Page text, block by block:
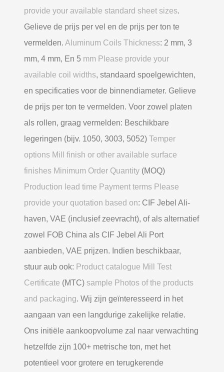
provide your available standard sheet sizes.
Gelieve de prijs per vel en de prijs per ton te
vermelden. Aluminum Coils Thickness: 2 mm, 3
mm, 4 mm, En 5 mm Please provide your
available coil widths, standaard spoelgewichten,
en specificaties voor de binnendiameter. Gelieve
de prijs per ton te vermelden. Voor zowel platen
als rollen, graag vermelden: Beschikbare
legeringen (bijv. 1050, 3003, 5052) Temper
options Mill finish or other available surface
finishes Minimum Order Quantity (MOQ)
Production lead time Payment terms Please
provide your quotation based on: CIF Jebel Ali-
haven, VAE (inclusief zeevracht), of als alternatief
zowel FOB China als CIF Jebel Ali Port
aanbieden, VAE prijzen. Indien beschikbaar,
stuur aub ook: Product catalogue Mill Test
Certificate (MTC) sample Photos of the products
and packaging. Wij zijn geïnteresseerd in het
aangaan van een langdurige zakelijke relatie.
Ons initiële aankoopvolume zal naar verwachting
hetzelfde zijn 100+ metrische ton, met het
potentieel voor grotere en terugkerende